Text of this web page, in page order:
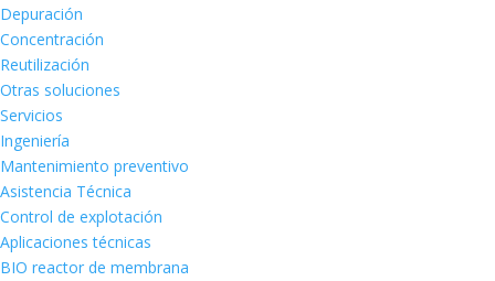
Depuración
Concentración
Reutilización
Otras soluciones
Servicios
Ingeniería
Mantenimiento preventivo
Asistencia Técnica
Control de explotación
Aplicaciones técnicas
BIO reactor de membrana